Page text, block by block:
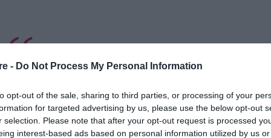
- Do Not Process My Personal Information
opt-out of the sale, sharing to third parties, or processing of your
for targeted advertising by us, please use the below opt-out
selection. Please note that after your opt-out request is processed
interest-based ads based on personal information utilized by us
συμπληρώνουν σήμερα, 10/04,
με μία ανάρτηση και μια σειρά
μάλιστα η Nicola ποζάρει αγκαλιά
ίσως έτσι να διαψεύσει τις φήμες
τους είναι τεταμένες.